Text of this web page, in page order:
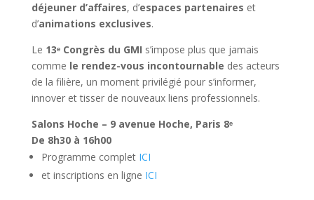
déjeuner d’affaires, d’espaces partenaires et
d’animations exclusives.
Le 13ᵉCongrès du GMI s’impose plus que jamais
comme le rendez-vous incontournable des acteurs
de la filière, un moment privilégié pour s’informer,
innover et tisser de nouveaux liens professionnels.
Salons Hoche – 9 avenue Hoche, Paris 8ᵉ
De 8h30 à 16h00
Programme complet ICI
et inscriptions en ligne ICI